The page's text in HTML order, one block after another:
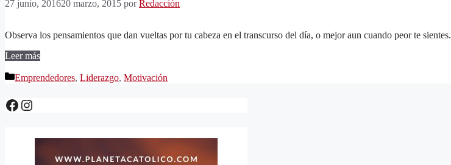
27 junio, 201620 marzo, 2015 porRedacción
Observa los pensamientos que dan vueltas por tu cabeza en el transcurso del día, o mejor aun cuando peor te sientes.
Leer más
Categorías
Emprendedores, Liderazgo, Motivación
Facebook
Instagram